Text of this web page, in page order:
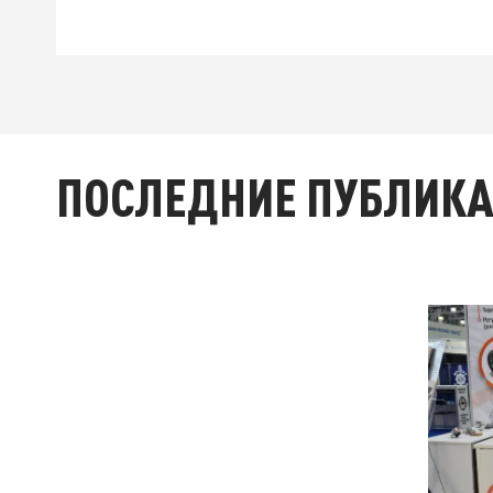
ПОСЛЕДНИЕ